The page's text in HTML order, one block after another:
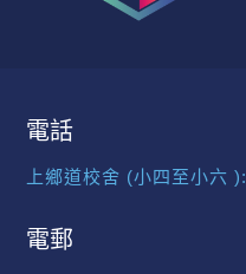
電話
上鄉道校舍 (小四至小六 ):
電郵